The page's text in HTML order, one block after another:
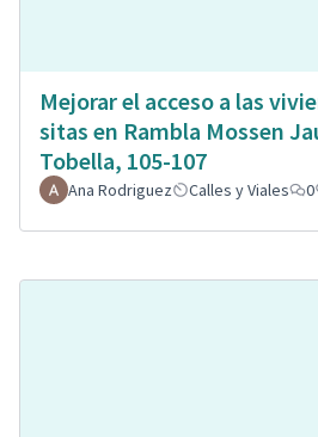
Mejorar el acceso a las
sitas en Rambla Mossen
Tobella, 105-107
Ana Rodriguez Calles y Viales 0